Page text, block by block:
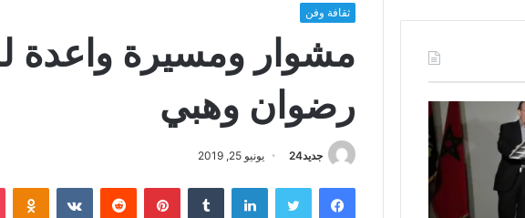
ثقافة وفن
مشوار ومسيرة واعدة
رضوان وهبي
جديد24 يونيو 25, 2019
فيسبوك تويتر لينكدإن بينتيريست